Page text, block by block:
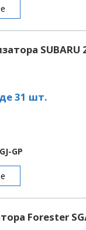
SUBARU
31 шт.
GP
Forester